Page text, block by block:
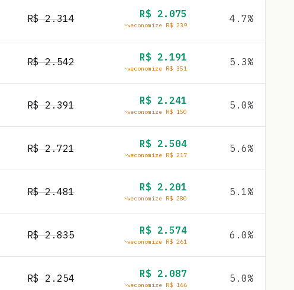
R$2.314 R$ 2.075
economize R$ 239
4.7%
R$2.542 R$ 2.191
economize R$ 351
5.3%
R$2.391 R$ 2.241
economize R$ 150
5.0%
R$2.721 R$ 2.504
economize R$ 217
5.6%
R$2.481 R$ 2.201
economize R$ 280
5.1%
R$2.835 R$ 2.574
economize R$ 261
6.0%
R$2.254 R$ 2.087
economize R$ 166
5.0%